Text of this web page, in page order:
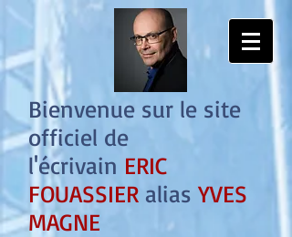
Bienvenue sur le site
officiel de
l'écrivain ERIC
FOUASSIER alias YVES
MAGNE